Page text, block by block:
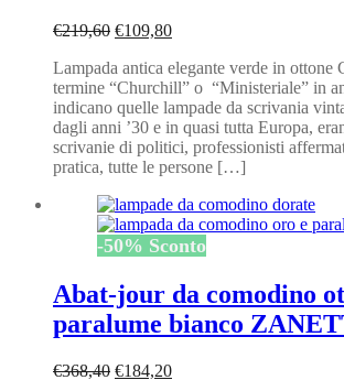
€219,60 Il
originale
era:
€219,60.
€109,80Il
attuale
è:
€109,80.
Lampada antica elegante verde in
termine “Churchill” o “Ministeriale” in
indicano quelle lampade da scrivania
dagli anni ’30 e in quasi tutta Europa,
scrivanie di politici, professionisti
pratica, tutte le persone […]
-50% Sconto
Abat-jour da comodino
paralume bianco
€368,40 Il
€184,20Il